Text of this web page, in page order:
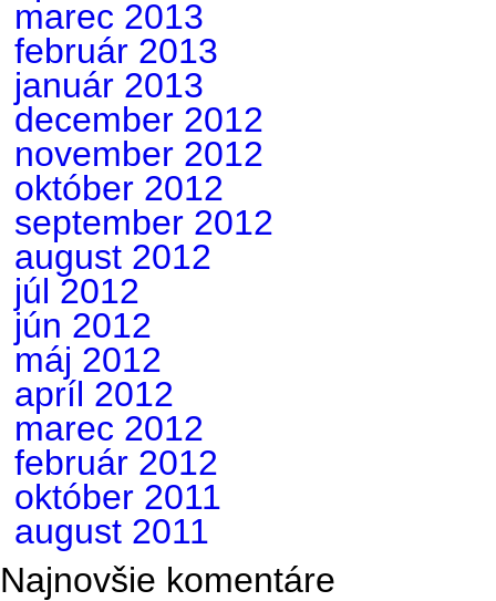
marec 2013
február 2013
január 2013
december 2012
november 2012
október 2012
september 2012
august 2012
júl 2012
jún 2012
máj 2012
apríl 2012
marec 2012
február 2012
október 2011
august 2011
Najnovšie komentáre